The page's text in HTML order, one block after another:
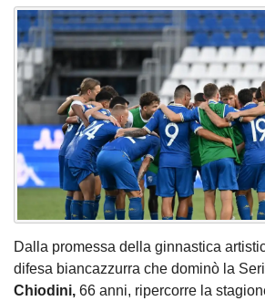
Dalla promessa della ginnastica
difesa biancazzurra che dominò la
Chiodini, 66 anni, ripercorre la